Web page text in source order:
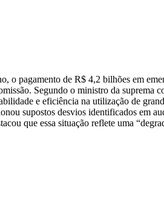
pagamento de R$ 4,2 bilhões em
Segundo o ministro da suprema
e eficiência na utilização de
supostos desvios identificados em
que essa situação reflete uma